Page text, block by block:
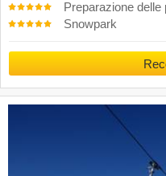
Preparazione delle
Snowpark